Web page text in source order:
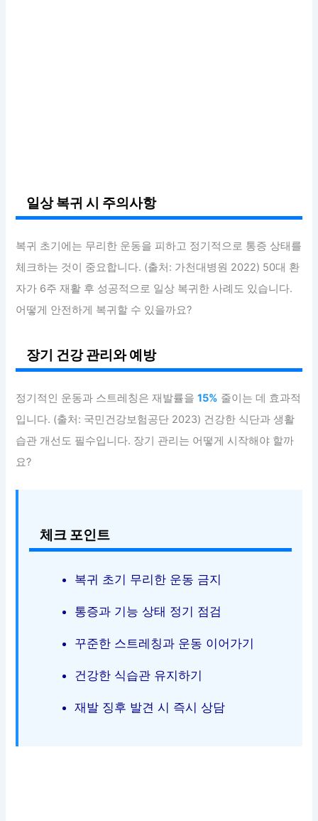
일상 복귀 시 주의사항
복귀 초기에는 무리한 운동을 피하고 정기적으로 통증 상태를
체크하는 것이 중요합니다. (출처: 가천대병원 2022) 50대 환
자가 6주 재활 후 성공적으로 일상 복귀한 사례도 있습니다.
어떻게 안전하게 복귀할 수 있을까요?
장기 건강 관리와 예방
정기적인 운동과 스트레칭은 재발률을15% 줄이는 데 효과적
입니다. (출처: 국민건강보험공단 2023) 건강한 식단과 생활
습관 개선도 필수입니다. 장기 관리는 어떻게 시작해야 할까
요?
체크 포인트
복귀 초기 무리한 운동 금지
통증과 기능 상태 정기 점검
꾸준한 스트레칭과 운동 이어가기
건강한 식습관 유지하기
재발 징후 발견 시 즉시 상담